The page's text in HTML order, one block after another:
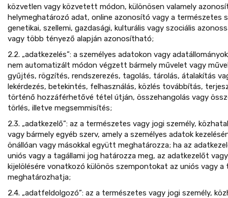
közvetlen vagy közvetett módon, különösen valamely
helymeghatározó adat, online azonosító vagy a természetes
genetikai, szellemi, gazdasági, kulturális vagy szociális
vagy több tényező alapján azonosítható;
2.2. „adatkezelés”: a személyes adatokon vagy
nem automatizált módon végzett bármely művelet vagy
gyűjtés, rögzítés, rendszerezés, tagolás, tárolás, átalakítás
lekérdezés, betekintés, felhasználás, közlés továbbítás,
történő hozzáférhetővé tétel útján, összehangolás vagy
törlés, illetve megsemmisítés;
2.3. „adatkezelő”: az a természetes vagy jogi személy,
vagy bármely egyéb szerv, amely a személyes adatok
önállóan vagy másokkal együtt meghatározza; ha az
uniós vagy a tagállami jog határozza meg, az adatkezelőt
kijelölésére vonatkozó különös szempontokat az uniós vagy a
meghatározhatja;
2.4. „adatfeldolgozó”: az a természetes vagy jogi személy,